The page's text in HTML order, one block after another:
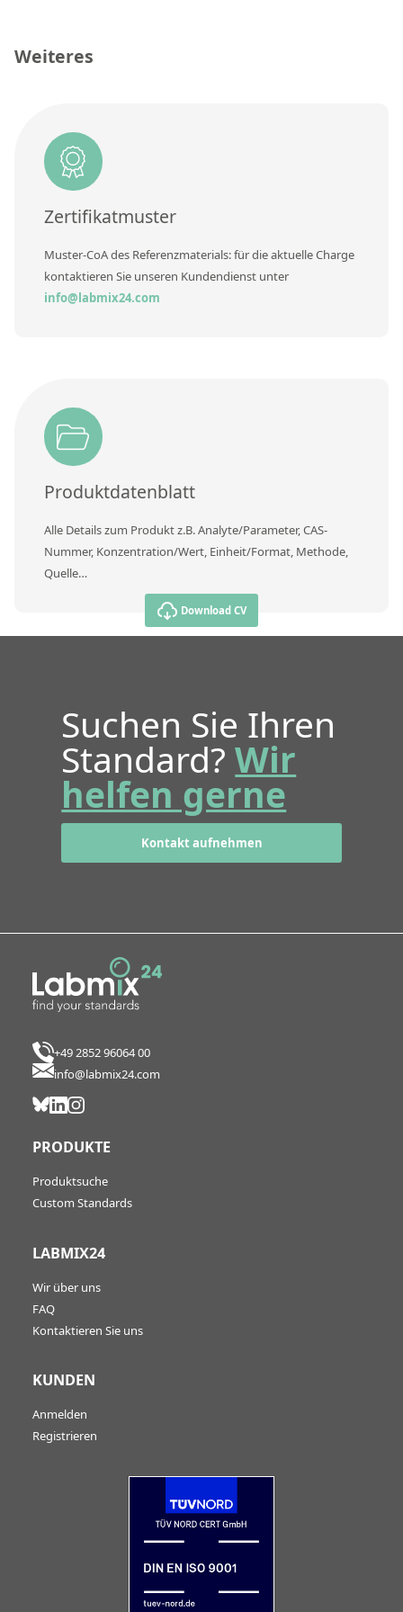
Einheit
Weiteres
Zertifikatmuster
Muster-CoA des Referenzmaterials: für die aktuelle Charge
kontaktieren Sie unseren Kundendienst unter
info@labmix24.com
Produktdatenblatt
Alle Details zum Produkt z.B. Analyte/Parameter, CAS-
Nummer, Konzentration/Wert, Einheit/Format, Methode,
Quelle…
Download CV
Suchen Sie Ihren
Standard?Wir
helfen gerne
Kontakt aufnehmen
+49 2852 96064 00
info@labmix24.com
PRODUKTE
Produktsuche
Custom Standards
LABMIX24
Wir über uns
FAQ
Kontaktieren Sie uns
KUNDEN
Anmelden
Registrieren